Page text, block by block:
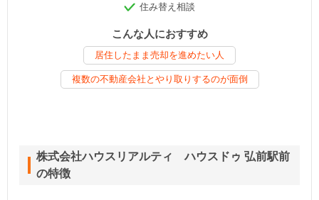
住み替え相談
こんな人におすすめ
居住したまま売却を進めたい人
複数の不動産会社とやり取りするのが面倒
株式会社ハウスリアルティ ハウスドゥ 弘前駅前
の特徴